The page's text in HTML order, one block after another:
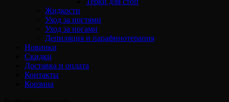
Жидкости
Уход за ногтями
Уход за ногами
Депиляция и парафинотерапия
Новинки
Скидки
Доставка и оплата
Контакты
Корзина